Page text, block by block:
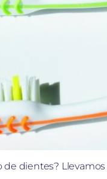
dientes?